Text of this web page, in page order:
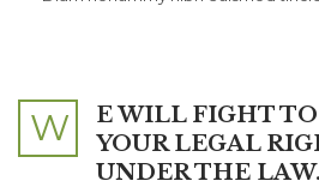
W
E WILL FIGHT
YOUR LEGAL
UNDER THE LAW.